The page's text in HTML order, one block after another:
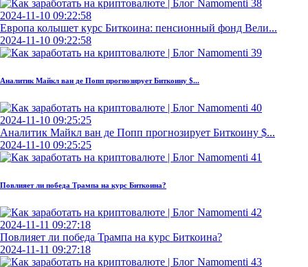
2024-11-10 09:22:58
Европа колышет курс Биткоина: пенсионный фонд Вели...
2024-11-10 09:22:58
Аналитик Майкл ван де Попп прогнозирует Биткоину $...
2024-11-10 09:25:25
Аналитик Майкл ван де Попп прогнозирует Биткоину $...
2024-11-10 09:25:25
Повлияет ли победа Трампа на курс Биткоина?
2024-11-11 09:27:18
Повлияет ли победа Трампа на курс Биткоина?
2024-11-11 09:27:18